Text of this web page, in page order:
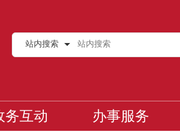
站内搜索
务互动 办事服务